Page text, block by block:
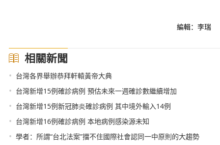
編輯：李瑞
相關新聞
• 台灣各界舉辦恭拜軒轅黃帝大典
• 台灣新增15例確診病例 預估未來一週確診數繼續增加
• 台灣新增15例新冠肺炎確診病例 其中境外輸入14例
• 台灣新增16例確診病例 本地病例感染源未知
• 學者：所謂“台北法案”擋不住國際社會認同一中原則的大趨勢